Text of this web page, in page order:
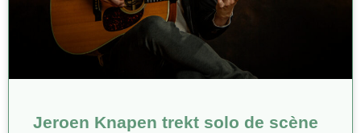
Jeroen Knapen trekt solo de scène